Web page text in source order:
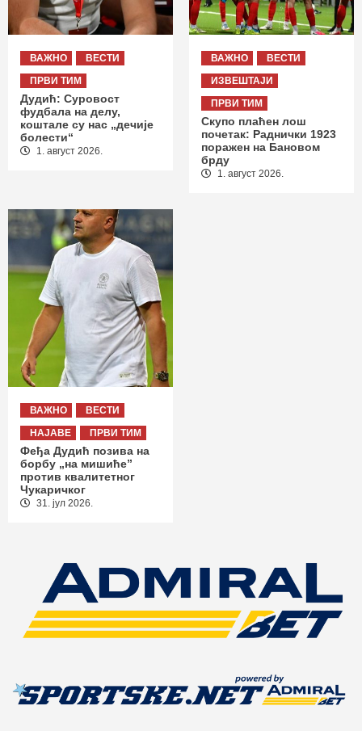
ВАЖНО
ВЕСТИ
ПРВИ ТИМ
Дудић: Суровост
фудбала на делу,
коштале су нас „дечије
болести“
1. август 2026.
ВАЖНО
ВЕСТИ
ИЗВЕШТАЈИ
ПРВИ ТИМ
Скупо плаћен лош
почетак: Раднички 1923
поражен на Бановом
брду
1. август 2026.
ВАЖНО
ВЕСТИ
НАЈАВЕ
ПРВИ ТИМ
Феђа Дудић позива на
борбу „на мишиће”
против квалитетног
Чукаричког
31. јул 2026.